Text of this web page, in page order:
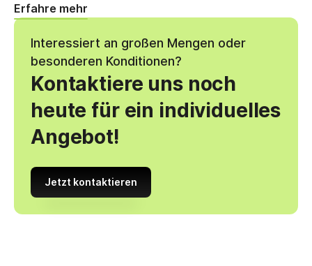
Erfahre mehr
Interessiert an großen Mengen oder
besonderen Konditionen?
Kontaktiere uns noch
heute für ein individuelles
Angebot!
Jetzt kontaktieren